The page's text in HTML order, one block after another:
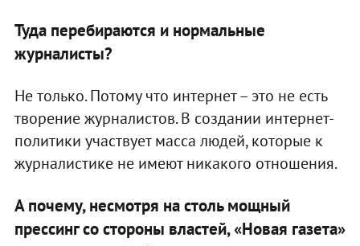
Туда перебираются и нормальные
журналисты?
Не только. Потому что интернет – это не есть
творение журналистов. В создании интернет-
политики участвует масса людей, которые к
журналистике не имеют никакого отношения.
А почему, несмотря на столь мощный
прессинг со стороны властей, «Новая газета»